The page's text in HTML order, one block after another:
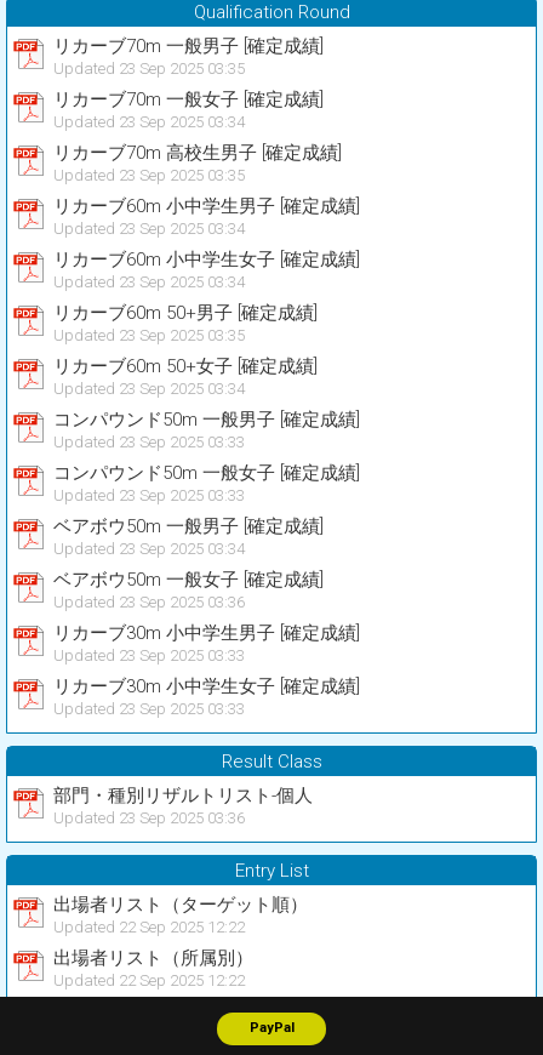
Qualification Round
リカーブ70m 一般男子 [確定成績]
Updated 23 Sep 2025 03:35
リカーブ70m 一般女子 [確定成績]
Updated 23 Sep 2025 03:34
リカーブ70m 高校生男子 [確定成績]
Updated 23 Sep 2025 03:35
リカーブ60m 小中学生男子 [確定成績]
Updated 23 Sep 2025 03:34
リカーブ60m 小中学生女子 [確定成績]
Updated 23 Sep 2025 03:34
リカーブ60m 50+男子 [確定成績]
Updated 23 Sep 2025 03:35
リカーブ60m 50+女子 [確定成績]
Updated 23 Sep 2025 03:34
コンパウンド50m 一般男子 [確定成績]
Updated 23 Sep 2025 03:33
コンパウンド50m 一般女子 [確定成績]
Updated 23 Sep 2025 03:33
ベアボウ50m 一般男子 [確定成績]
Updated 23 Sep 2025 03:34
ベアボウ50m 一般女子 [確定成績]
Updated 23 Sep 2025 03:36
リカーブ30m 小中学生男子 [確定成績]
Updated 23 Sep 2025 03:33
リカーブ30m 小中学生女子 [確定成績]
Updated 23 Sep 2025 03:33
Result Class
部門・種別リザルトリスト-個人
Updated 23 Sep 2025 03:36
Entry List
出場者リスト（ターゲット順）
Updated 22 Sep 2025 12:22
出場者リスト（所属別）
Updated 22 Sep 2025 12:22
PayPal